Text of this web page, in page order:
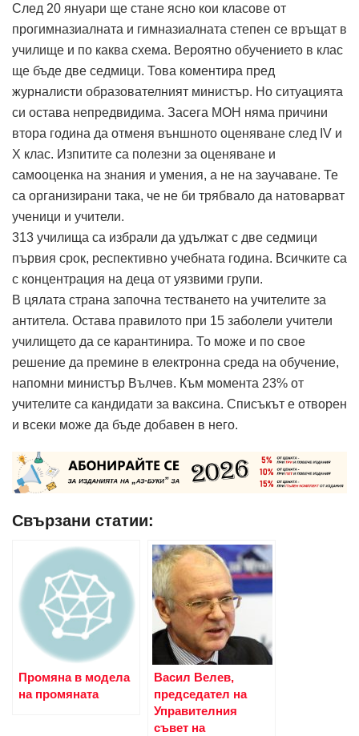
След 20 януари ще стане ясно кои класове от
прогимназиалната и гимназиалната степен се връщат в
училище и по каква схема. Вероятно обучението в клас
ще бъде две седмици. Това коментира пред
журналисти образователният министър. Но ситуацията
си остава непредвидима. Засега МОН няма причини
втора година да отменя външното оценяване след IV и
X клас. Изпитите са полезни за оценяване и
самооценка на знания и умения, а не на заучаване. Те
са организирани така, че не би трябвало да натоварват
ученици и учители.
313 училища са избрали да удължат с две седмици
първия срок, респективно учебната година. Всичките са
с концентрация на деца от уязвими групи.
В цялата страна започна тестването на учителите за
антитела. Остава правилото при 15 заболели учители
училището да се карантинира. То може и по свое
решение да премине в електронна среда на обучение,
напомни министър Вълчев. Към момента 23% от
учителите са кандидати за ваксина. Списъкът е отворен
и всеки може да бъде добавен в него.
Свързани статии:
Промяна в модела
на промяната
Васил Велев,
председател на
Управителния
съвет на